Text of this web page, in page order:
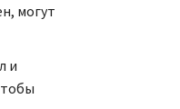
могут
и